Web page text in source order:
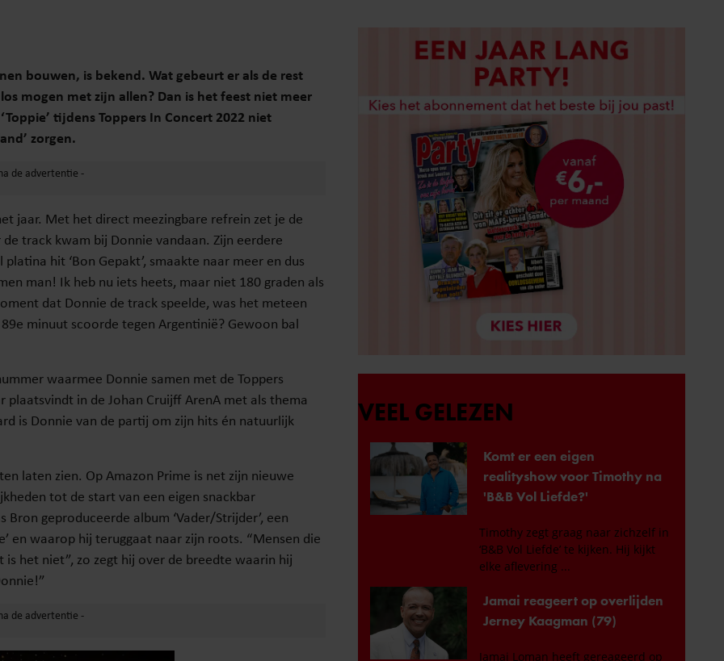
bouwen, is bekend. Wat gebeurt er als de rest
mogen met zijn allen? Dan is het feest niet meer
tijdens Toppers In Concert 2022 niet
zorgen.
jaar. Met het direct meezingbare refrein zet je de
track kwam bij Donnie vandaan. Zijn eerdere
hit ‘Bon Gepakt’, smaakte naar meer en dus
man! Ik heb nu iets heets, maar niet 180 graden als
dat Donnie de track speelde, was het meteen
minuut scoorde tegen Argentinië? Gewoon bal
waarmee Donnie samen met de Toppers
in de Johan Cruijff ArenA met als thema
is Donnie van de partij om zijn hits én natuurlijk
laten zien. Op Amazon Prime is net zijn nieuwe
tot de start van een eigen snackbar
geproduceerde album ‘Vader/Strijder’, een
en waarop hij teruggaat naar zijn roots. “Mensen die
het niet”, zo zegt hij over de breedte waarin hij